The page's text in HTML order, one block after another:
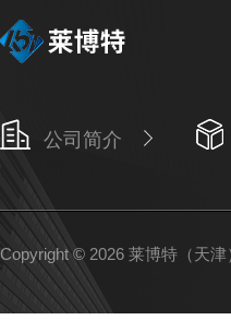
公司简介
Copyright © 2026 莱博特（天